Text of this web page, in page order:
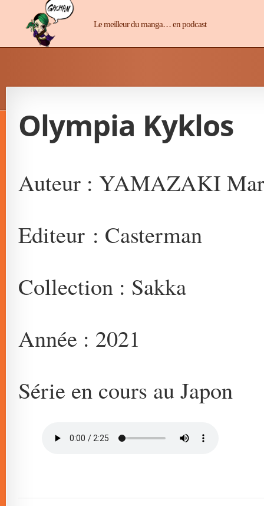
Manga-ChanLe meilleur du manga… en podcast
Olympia Kyklos
Auteur : YAMAZAKI
Editeur : Casterman
Collection : Sakka
Année : 2021
Série en cours au Japon